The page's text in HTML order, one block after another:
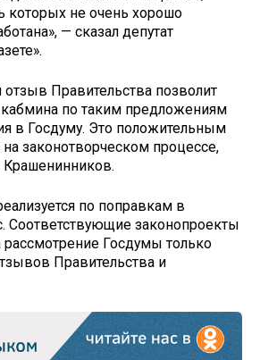
которых не очень хорошо
— сказал депутат
Правительства позволит
по таким предложениям
в Госдуму. Это положительным
законотворческом процессе,
Крашенинников.
по поправкам в
Соответствующие законопроекты
Госдумы только
Правительства и